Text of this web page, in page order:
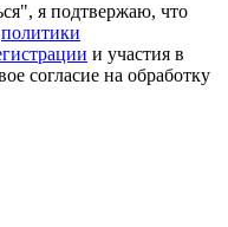
я подтвержаю, что
политики
и участия в
согласие на обработку